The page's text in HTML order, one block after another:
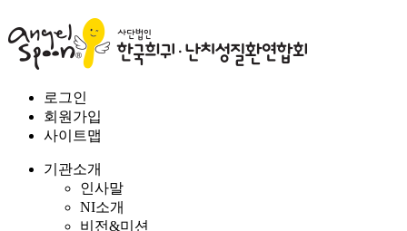
로그인
회원가입
사이트맵
기관소개
인사말
NI소개
비전&미션